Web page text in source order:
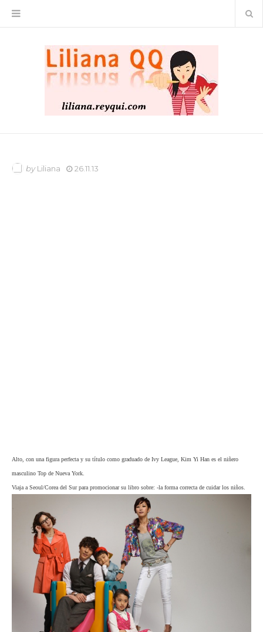
by Liliana 26.11.13
Alto, con una figura perfecta y su título como graduado de Ivy League, Kim Yi Han es el niñero
masculino Top de Nueva York.
Viaja a Seoul/Corea del Sur para promocionar su libro sobre: -la forma correcta de cuidar los niños.